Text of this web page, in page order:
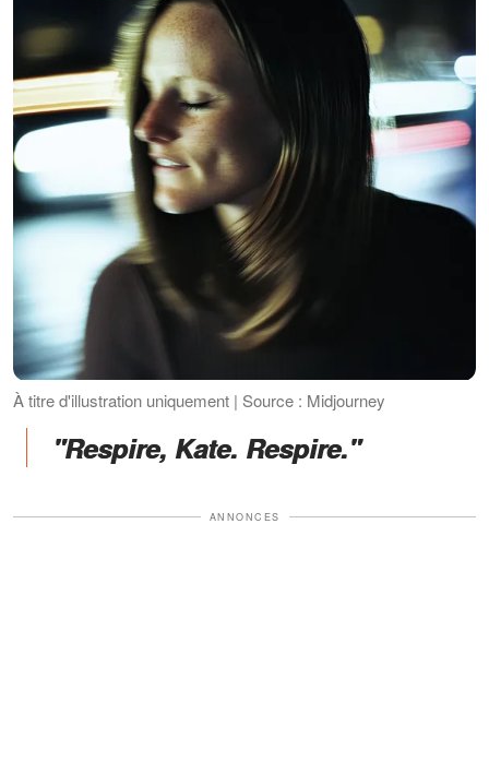
À titre d'illustration uniquement | Source : Midjourney
"Respire, Kate. Respire."
ANNONCES